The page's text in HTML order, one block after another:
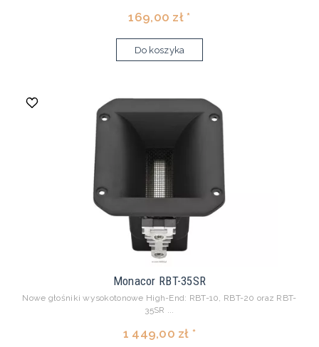
169,00 zł *
Do koszyka
Monacor RBT-35SR
Nowe głośniki wysokotonowe High-End: RBT-10, RBT-20 oraz RBT-
35SR ...
1 449,00 zł *